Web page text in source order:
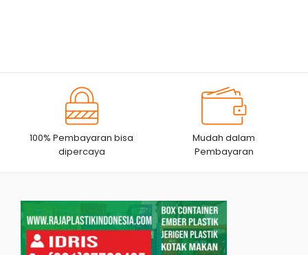
100% Pembayaran bisa
dipercaya
Mudah dalam
Pembayaran